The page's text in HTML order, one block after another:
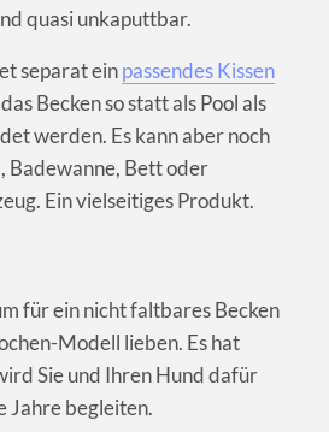
quasi unkaputtbar.
separat einpassendes Kissen
Becken so statt als Pool als
werden. Es kann aber noch
Badewanne, Bett oder
Ein vielseitiges Produkt.
für ein nicht faltbares Becken
Modell lieben. Es hat
Sie und Ihren Hund dafür
Jahre begleiten.